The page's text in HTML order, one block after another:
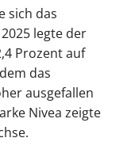
sich das
legte der
Prozent auf
das
ausgefallen
Nivea zeigte